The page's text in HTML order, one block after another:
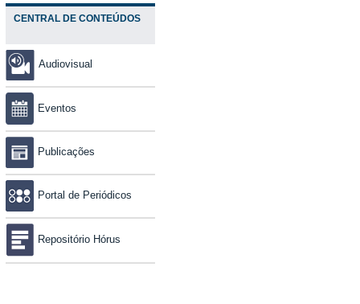
CENTRAL DE CONTEÚDOS
Audiovisual
Eventos
Publicações
Portal de Periódicos
Repositório Hórus